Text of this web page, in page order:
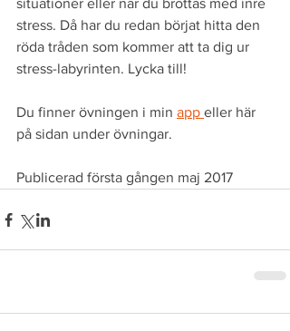
situationer eller när du brottas med inre
stress. Då har du redan börjat hitta den
röda tråden som kommer att ta dig ur
stress-labyrinten. Lycka till!
Du finner övningen i min app eller här
på sidan under övningar.
Publicerad första gången maj 2017